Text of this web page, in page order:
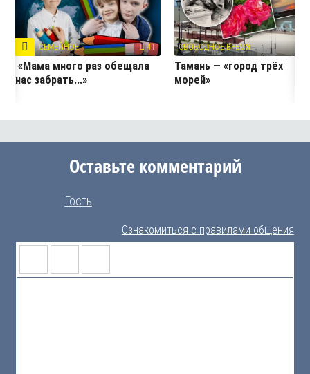
СЕМЕЙНОЕ 41
«Мама много раз обещала
нас забрать...»
СВОБОДНОЕ ВРЕМЯ
Тамань — «город трёх
морей»
Оставьте комментарий
Гость
Ознакомиться с правилами общения